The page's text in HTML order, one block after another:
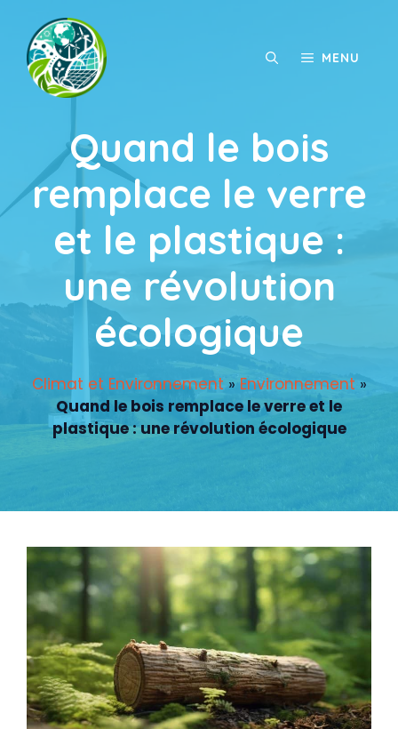
contenu
MENU
Quand le bois
remplace le verre
et le plastique :
une révolution
écologique
Climat et Environnement »Environnement »
Quand le bois remplace le verre et le
plastique : une révolution écologique